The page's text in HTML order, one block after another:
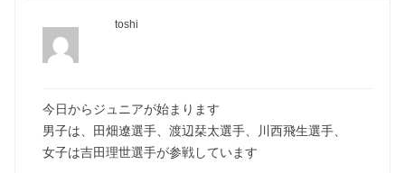
toshi
今日からジュニアが始まります
男子は、田畑遼選手、渡辺栞太選手、川西飛生選手、
女子は吉田理世選手が参戦しています